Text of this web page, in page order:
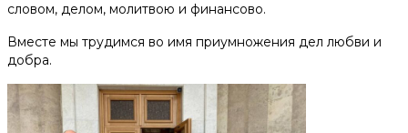
Наши соц. сети
словом, делом, молитвою и финансово.
Вместе мы трудимся во имя приумножения дел любви и
добра.